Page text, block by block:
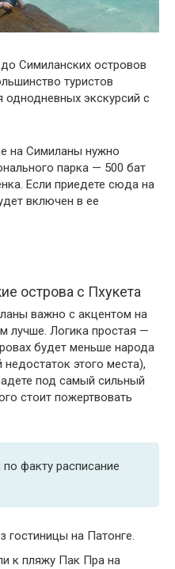
Симиланских островов
туристов
экскурсий с
на Симиланы нужно
парка — 500 бат
Если приедете сюда на
включен в ее
острова с Пхукета
важно с акцентом на
лучше. Логика простая —
будет меньше народа
этого места),
под самый сильный
стоит пожертвовать
факту расписание
гостиницы на Патонге.
к пляжу Пак Пра на